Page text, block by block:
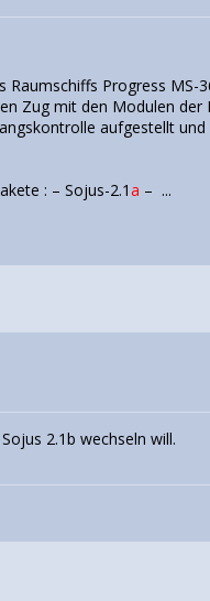
Progress
Zug mit den Modulen der
aufgestellt
: – Sojus-2.1a – ...
2.1b wechseln will.